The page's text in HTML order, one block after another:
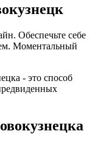
Обеспечьте себе
Моментальный
- это способ